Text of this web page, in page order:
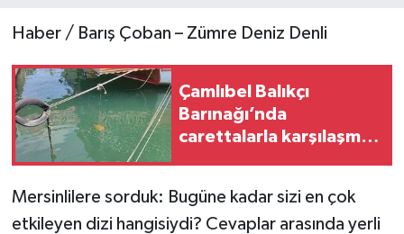
Haber / Barış Çoban – Zümre Deniz Denli
Çamlıbel Balıkçı
Barınağı’nda
carettalarla karşılaşmak
Mersinlilere sorduk: Bugüne kadar sizi en çok
etkileyen dizi hangisiydi? Cevaplar arasında yerli
Teknoloji
Yaşam